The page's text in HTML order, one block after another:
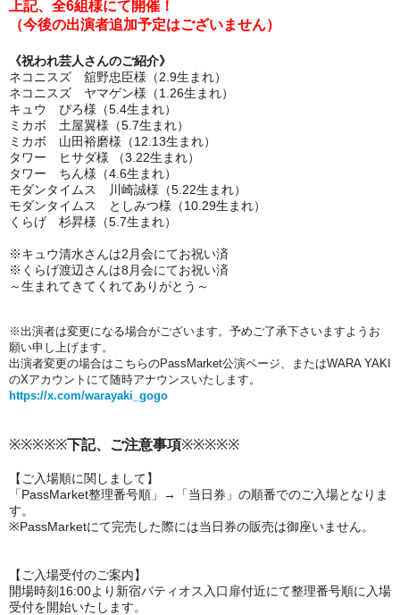
上記、全6組様にて開催！
（今後の出演者追加予定はございません）
《祝われ芸人さんのご紹介》
ネコニスズ 舘野忠臣様（2.9生まれ）
ネコニスズ ヤマゲン様（1.26生まれ）
キュウ ぴろ様（5.4生まれ）
ミカボ 土屋翼様（5.7生まれ）
ミカボ 山田裕磨様（12.13生まれ）
タワー ヒサダ様 （3.22生まれ）
タワー ちん様（4.6生まれ）
モダンタイムス 川崎誠様（5.22生まれ）
モダンタイムス としみつ様（10.29生まれ）
くらげ 杉昇様（5.7生まれ）
※キュウ清水さんは2月会にてお祝い済
※くらげ渡辺さんは8月会にてお祝い済
～生まれてきてくれてありがとう～
※出演者は変更になる場合がございます。 予めご了承下さいますようお
願い申し上げます。
出演者変更の場合はこちらのPassMarket公演ページ、
またはWARA YAKI
のXアカウントにて随時アナウンスいたします。
https://x.com/warayaki_gogo
※※※※※下記、ご注意事項※※※※※
【ご入場順に関しまして】
「PassMarket整理番号順」→「当日券」の順番でのご入場となりま
す。
※PassMarketにて完売した際には当日券の販売は御座いません。
【ご入場受付のご案内】
開場時刻16:00より新宿バティオス入口扉付近にて整理番号順に入場
受付を開始いたします。